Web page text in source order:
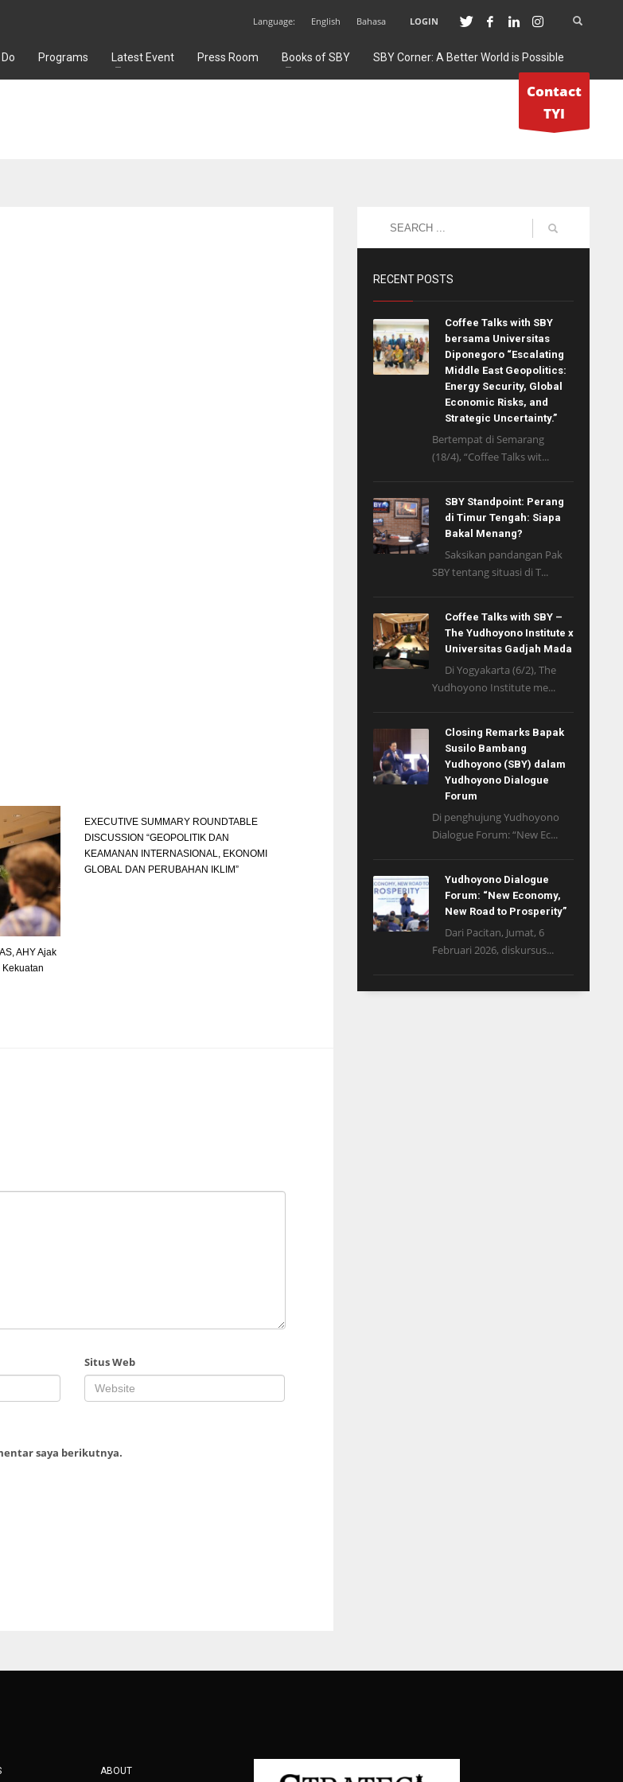
Language: English Bahasa LOGIN
Programs Latest Event Press Room Books of SBY SBY Corner: A Better World is Possible
Contact
TYI
AHY Ajak
EXECUTIVE SUMMARY ROUNDTABLE
DISCUSSION “GEOPOLITIK DAN
KEAMANAN INTERNASIONAL, EKONOMI
GLOBAL DAN PERUBAHAN IKLIM”
Situs Web
saya berikutnya.
RECENT POSTS
Coffee Talks with SBY
bersama Universitas
Diponegoro “Escalating
Middle East Geopolitics:
Energy Security, Global
Economic Risks, and
Strategic Uncertainty.”
Bertempat di Semarang
(18/4), “Coffee Talks wit...
SBY Standpoint: Perang
di Timur Tengah: Siapa
Bakal Menang?
Saksikan pandangan Pak
SBY tentang situasi di T...
Coffee Talks with SBY –
The Yudhoyono Institute x
Universitas Gadjah Mada
Di Yogyakarta (6/2), The
Yudhoyono Institute me...
Closing Remarks Bapak
Susilo Bambang
Yudhoyono (SBY) dalam
Yudhoyono Dialogue
Forum
Di penghujung Yudhoyono
Dialogue Forum: “New Ec...
Yudhoyono Dialogue
Forum: “New Economy,
New Road to Prosperity”
Dari Pacitan, Jumat, 6
Februari 2026, diskursus...
ABOUT